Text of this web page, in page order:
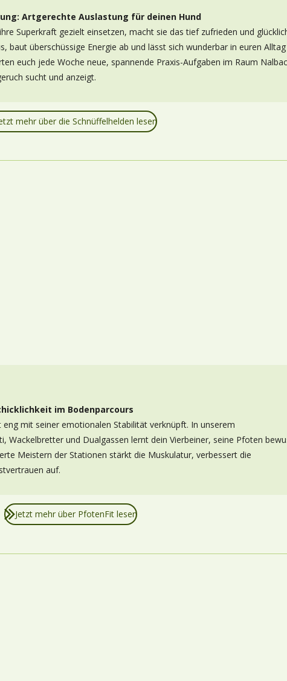
Artgerechte Auslastung für deinen Hund
Superkraft gezielt einsetzen, macht sie das tief zufrieden und
baut überschüssige Energie ab und lässt sich wunderbar in euren Alltag
euch jede Woche neue, spannende Praxis-Aufgaben im Raum
sucht und anzeigt.
mehr über die Schnüffelhelden lesen
im Bodenparcours
mit seiner emotionalen Stabilität verknüpft. In unserem
Wackelbretter und Dualgassen lernt dein Vierbeiner, seine Pfoten
Meistern der Stationen stärkt die Muskulatur, verbessert die
auf.
Jetzt mehr über PfotenFit lesen